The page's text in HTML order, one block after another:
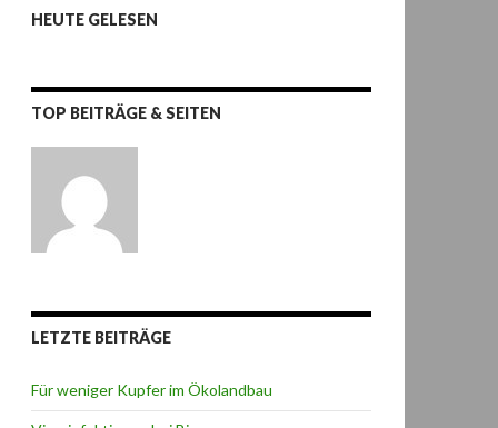
HEUTE GELESEN
TOP BEITRÄGE & SEITEN
LETZTE BEITRÄGE
Für weniger Kupfer im Ökolandbau